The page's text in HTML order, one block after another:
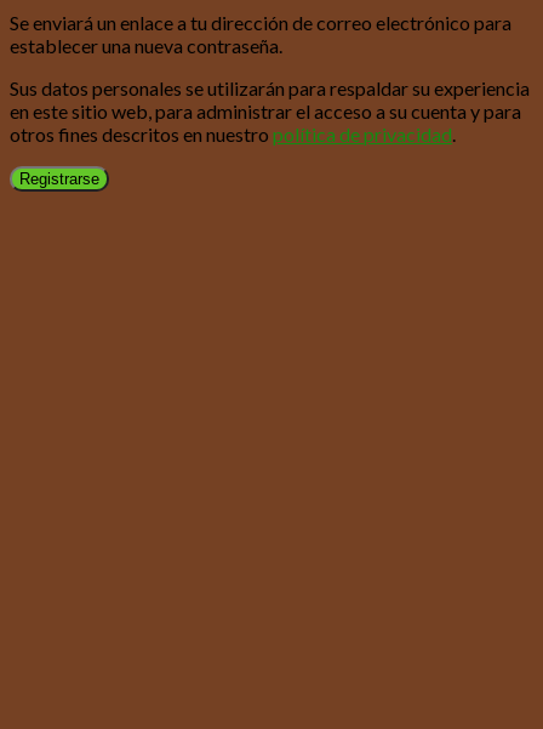
Se enviará un enlace a tu dirección de correo electrónico para
establecer una nueva contraseña.
Sus datos personales se utilizarán para respaldar su experiencia
en este sitio web, para administrar el acceso a su cuenta y para
otros fines descritos en nuestro política de privacidad
Registrarse